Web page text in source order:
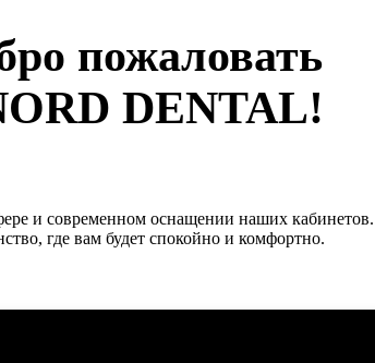
пожаловать
DENTAL!
и современном оснащении наших
где вам будет спокойно и комфортно.